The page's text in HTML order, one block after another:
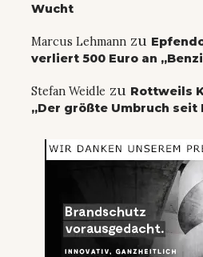
Wucht
Marcus Lehmann zu
verliert 500 Euro an
Stefan Weidle zu Rottweils
„Der größte Umbruch seit